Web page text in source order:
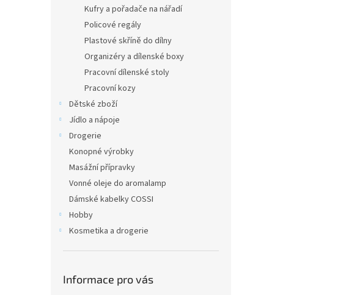
Kufry a pořadače na nářadí
Policové regály
Plastové skříně do dílny
Organizéry a dílenské boxy
Pracovní dílenské stoly
Pracovní kozy
Dětské zboží
Jídlo a nápoje
Drogerie
Konopné výrobky
Masážní přípravky
Vonné oleje do aromalamp
Dámské kabelky COSSI
Hobby
Kosmetika a drogerie
Informace pro vás